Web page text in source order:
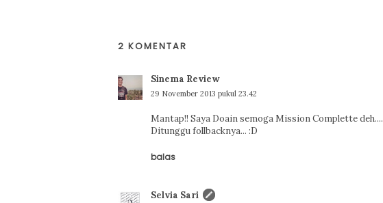
2 KOMENTAR
Sinema Review
29 November 2013 pukul 23.42
Mantap!! Saya Doain semoga Mission Complette deh....
Ditunggu follbacknya... :D
balas
Selvia Sari